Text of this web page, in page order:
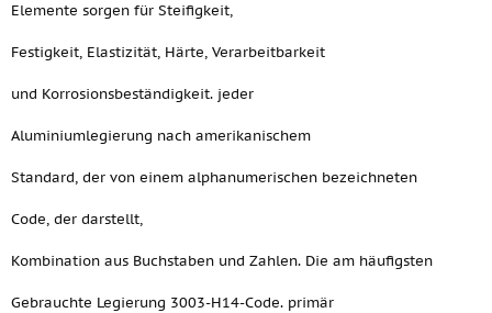
Elemente sorgen für Steifigkeit,
Festigkeit, Elastizität, Härte, Verarbeitbarkeit
und Korrosionsbeständigkeit. jeder
Aluminiumlegierung nach amerikanischem
Standard, der von einem alphanumerischen bezeichneten
Code, der darstellt,
Kombination aus Buchstaben und Zahlen. Die am häufigsten
Gebrauchte Legierung 3003-H14-Code. primär